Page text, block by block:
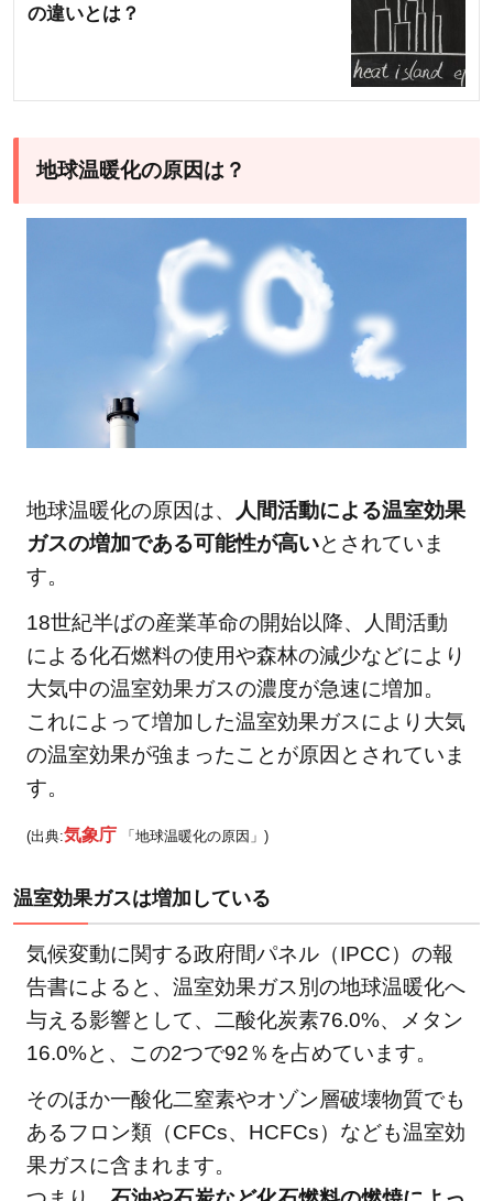
れ
後
地球
私た
ちに
与え
る影
響
は？
4.1
水問
題
系へ
題
4.3
農業
の問
題
5
ちが
すぐ
にで
きる
の違いとは？
地球温暖化の原因は？
地球温暖化の原因は、
人間活動による温室効果
ガスの増加である可能性が高いとされていま
す。
18世紀半ばの産業革命の開始以降、人間活動
による化石燃料の使用や森林の減少などにより
大気中の温室効果ガスの濃度が急速に増加。
これによって増加した温室効果ガスにより大気
の温室効果が強まったことが原因とされていま
す。
(出典:気象庁 「地球温暖化の原因」)
温室効果ガスは増加している
気候変動に関する政府間パネル（IPCC）の報
告書によると、温室効果ガス別の地球温暖化へ
与える影響として、二酸化炭素76.0%、メタン
16.0%と、この2つで92％を占めています。
そのほか一酸化二窒素やオゾン層破壊物質でも
あるフロン類（CFCs、HCFCs）なども温室効
果ガスに含まれます。